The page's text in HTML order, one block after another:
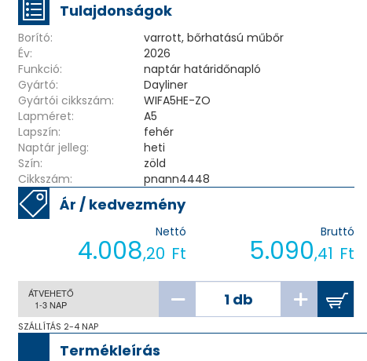
Tulajdonságok
Borító:
varrott, bőrhatású műbőr
Év:
2026
Funkció:
naptár határidőnapló
Gyártó:
Dayliner
Gyártói cikkszám:
WIFA5HE-ZO
Lapméret:
A5
Lapszín:
fehér
Naptár jelleg:
heti
Szín:
zöld
Cikkszám:
pnann4448
Ár / kedvezmény
Nettó
4.008,20 Ft
Bruttó
5.090,41 Ft
ÁTVEHETŐ
1-3 NAP
SZÁLLÍTÁS 2-4 NAP
Termékleírás